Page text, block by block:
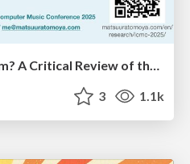
Hiding What from Whom? A Critical Review of the History of Programming languages for Music
3 1.1k